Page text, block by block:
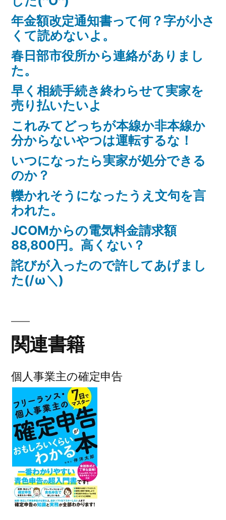
年金額改定通知書って何？字が小さ
くて読めないよ。
春日部市役所から連絡がありまし
た。
早く相続手続き終わらせて実家を
売り払いたいよ
これみてどっちが本線か非本線か
分からないやつは運転するな！
いつになったら実家が処分できる
のか？
轢かれそうになったうえ文句を言
われた。
JCOMからの電気料金請求額
88,800円。高くない？
詫びが入ったので許してあげまし
た(/ω＼)
関連書籍
個人事業主の確定申告